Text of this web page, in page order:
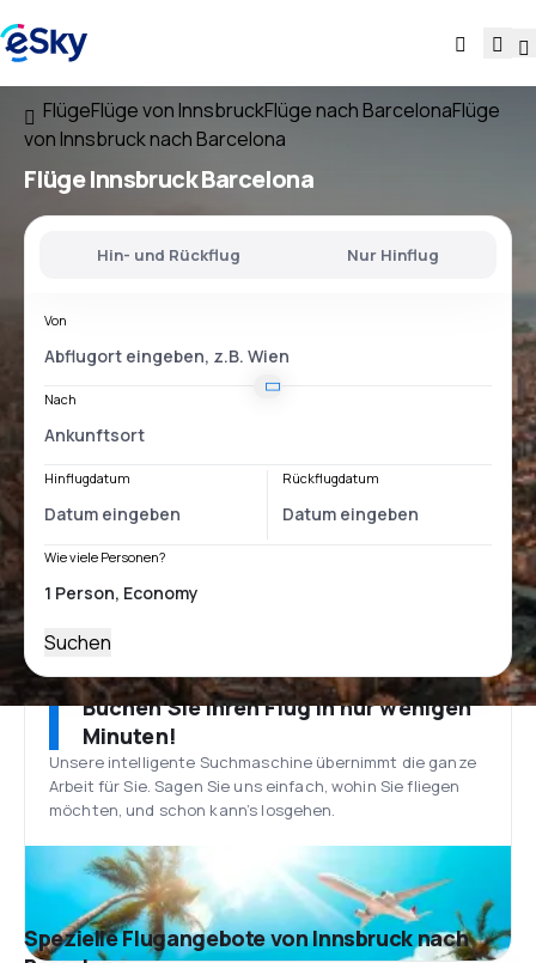
FlügeFlüge von InnsbruckFlüge nach BarcelonaFlüge
von Innsbruck nach Barcelona
FlügeInnsbruck Barcelona
Hin- und Rückflug Nur Hinflug
Von
Nach
Hinflugdatum Rückflugdatum
Wie viele Personen?
Suchen
Buchen Sie Ihren Flug in nur wenigen
Minuten!
Unsere intelligente Suchmaschine übernimmt die ganze
Arbeit für Sie. Sagen Sie uns einfach, wohin Sie fliegen
möchten, und schon kann’s losgehen.
Spezielle Flugangebote von Innsbruck nach